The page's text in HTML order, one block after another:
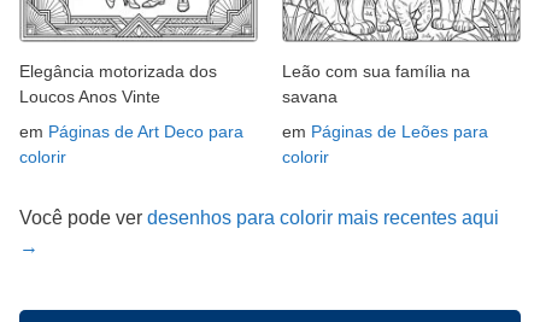
Elegância motorizada dos
Loucos Anos Vinte
em Páginas de Art Deco para
colorir
Leão com sua família na
savana
em Páginas de Leões para
colorir
Você pode ver desenhos para colorir mais recentes aqui
→